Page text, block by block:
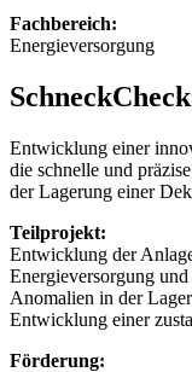
Fachbereich:
Energieversorgung
SchneckCheck
Entwicklung einer
die schnelle und
der Lagerung einer
Teilprojekt:
Entwicklung der
Energieversorgung
Anomalien in der
Entwicklung einer
Förderung: